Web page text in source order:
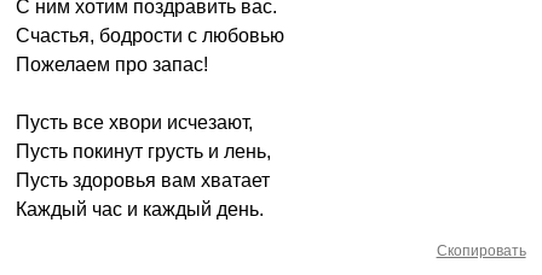
С ним хотим поздравить вас.
Счастья, бодрости с любовью
Пожелаем про запас!
Пусть все хвори исчезают,
Пусть покинут грусть и лень,
Пусть здоровья вам хватает
Каждый час и каждый день.
Скопировать